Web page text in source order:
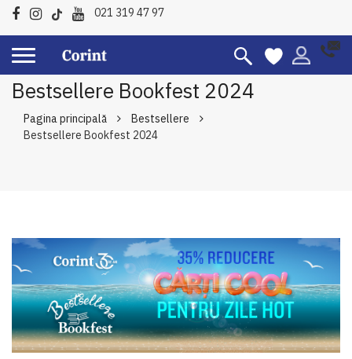
021 319 47 97
Bestsellere Bookfest 2024
Pagina principală
Bestsellere
Bestsellere Bookfest 2024